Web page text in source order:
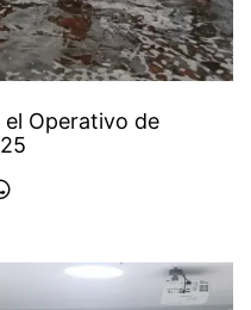
Operativo de